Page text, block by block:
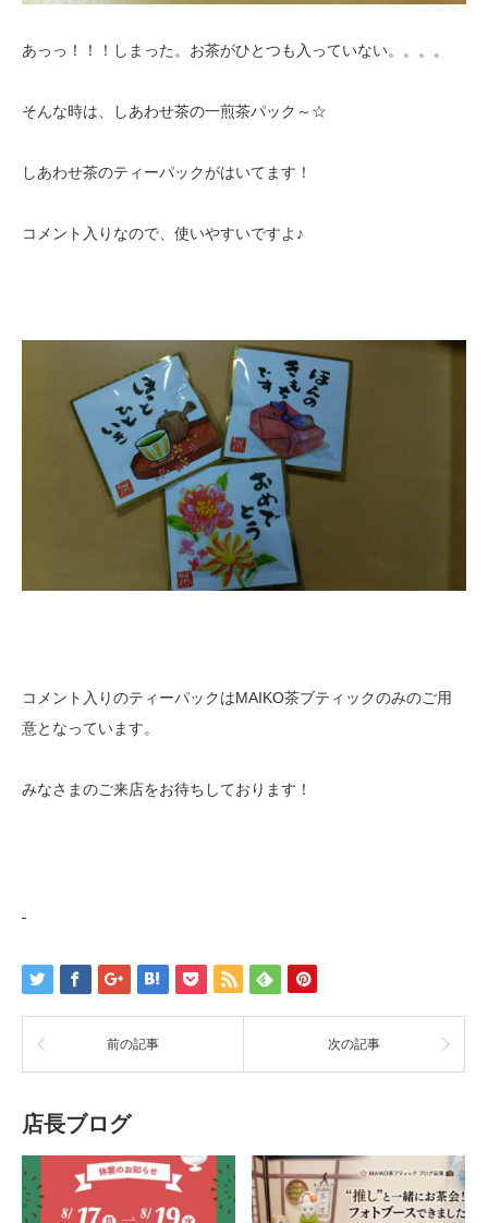
あっっ！！！しまった。お茶がひとつも入っていない。。。。
そんな時は、しあわせ茶の一煎茶パック～☆
しあわせ茶のティーパックがはいてます！
コメント入りなので、使いやすいですよ♪
コメント入りのティーパックはMAIKO茶ブティックのみのご用
意となっています。
みなさまのご来店をお待ちしております！
前の記事 次の記事
店長ブログ